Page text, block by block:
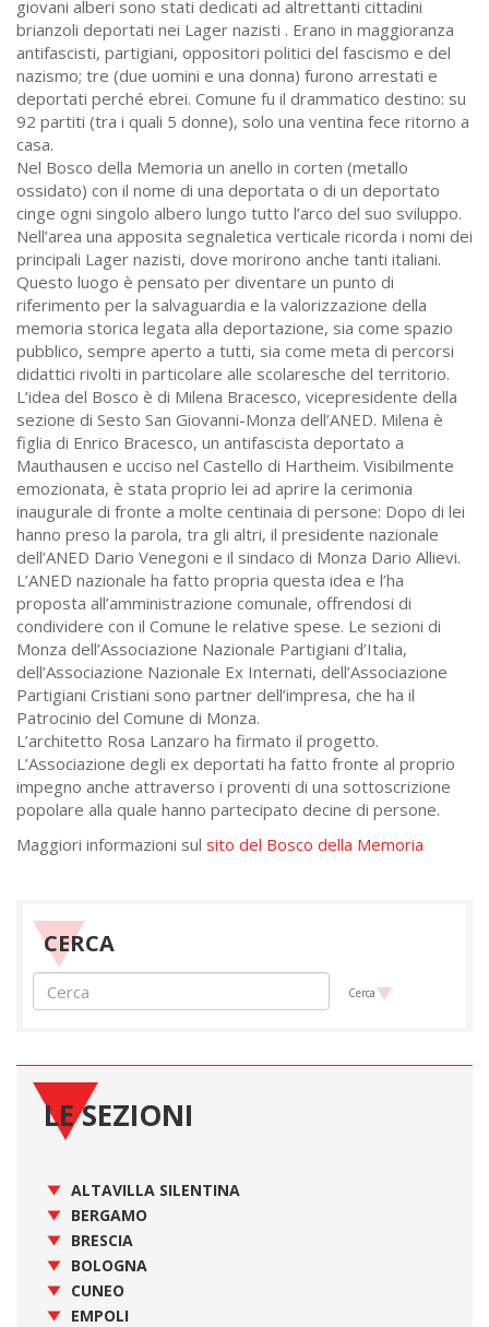
giovani alberi sono stati dedicati ad altrettanti cittadini
brianzoli deportati nei Lager nazisti . Erano in maggioranza
antifascisti, partigiani, oppositori politici del fascismo e del
nazismo; tre (due uomini e una donna) furono arrestati e
deportati perché ebrei. Comune fu il drammatico destino: su
92 partiti (tra i quali 5 donne), solo una ventina fece ritorno a
casa.
Nel Bosco della Memoria un anello in corten (metallo
ossidato) con il nome di una deportata o di un deportato
cinge ogni singolo albero lungo tutto l’arco del suo sviluppo.
Nell’area una apposita segnaletica verticale ricorda i nomi dei
principali Lager nazisti, dove morirono anche tanti italiani.
Questo luogo è pensato per diventare un punto di
riferimento per la salvaguardia e la valorizzazione della
memoria storica legata alla deportazione, sia come spazio
pubblico, sempre aperto a tutti, sia come meta di percorsi
didattici rivolti in particolare alle scolaresche del territorio.
L’idea del Bosco è di Milena Bracesco, vicepresidente della
sezione di Sesto San Giovanni-Monza dell’ANED. Milena è
figlia di Enrico Bracesco, un antifascista deportato a
Mauthausen e ucciso nel Castello di Hartheim. Visibilmente
emozionata, è stata proprio lei ad aprire la cerimonia
inaugurale di fronte a molte centinaia di persone: Dopo di lei
hanno preso la parola, tra gli altri, il presidente nazionale
dell’ANED Dario Venegoni e il sindaco di Monza Dario Allievi.
L’ANED nazionale ha fatto propria questa idea e l’ha
proposta all’amministrazione comunale, offrendosi di
condividere con il Comune le relative spese. Le sezioni di
Monza dell’Associazione Nazionale Partigiani d’Italia,
dell’Associazione Nazionale Ex Internati, dell’Associazione
Partigiani Cristiani sono partner dell’impresa, che ha il
Patrocinio del Comune di Monza.
L’architetto Rosa Lanzaro ha firmato il progetto.
L’Associazione degli ex deportati ha fatto fronte al proprio
impegno anche attraverso i proventi di una sottoscrizione
popolare alla quale hanno partecipato decine di persone.
Maggiori informazioni sul sito del Bosco della Memoria
CERCA
Cerca
LE SEZIONI
ALTAVILLA SILENTINA
BERGAMO
BRESCIA
BOLOGNA
CUNEO
EMPOLI